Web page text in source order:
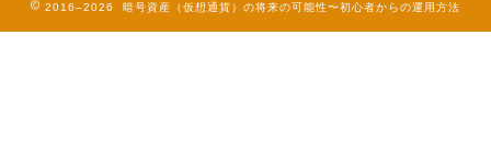
2016–2026 暗号資産（仮想通貨）の将来の可能性〜初心者からの運用方法